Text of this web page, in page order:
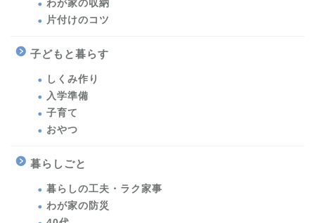
わが家の収納
片付けのコツ
子どもと暮らす
しくみ作り
入学準備
子育て
おやつ
暮らしごと
暮らしの工夫・ラク家事
わが家の防災